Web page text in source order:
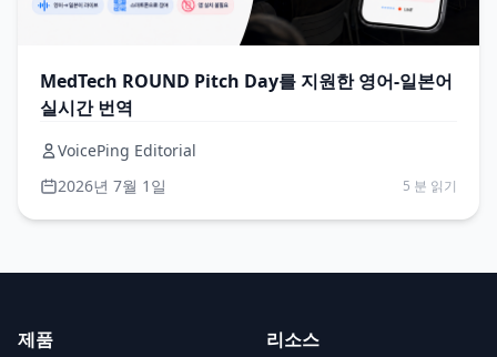
MedTech ROUND Pitch Day를 지원한 영어-일본어
실시간 번역
VoicePing Editorial
2026년 7월 1일
5 분 읽기
제품
리소스